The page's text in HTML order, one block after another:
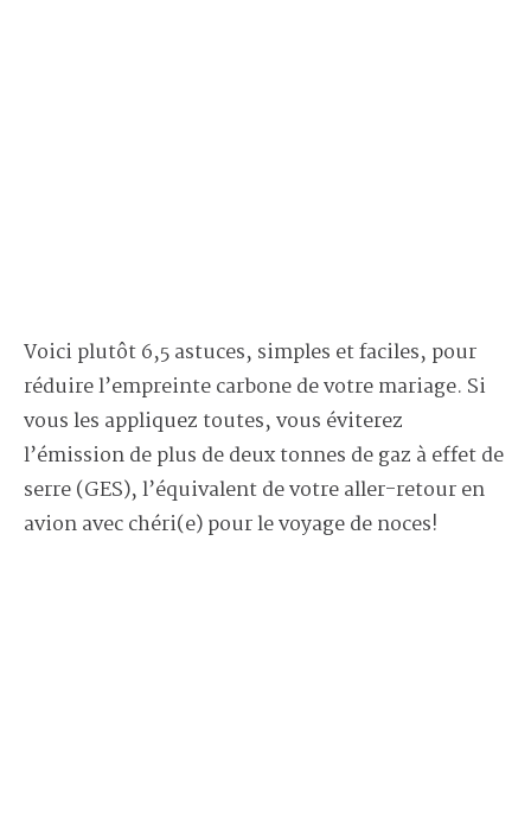
Voici plutôt 6,5 astuces, simples et faciles, pour
réduire l’empreinte carbone de votre mariage. Si
vous les appliquez toutes, vous éviterez
l’émission de plus de deux tonnes de gaz à effet de
serre (GES), l’équivalent de votre aller-retour en
avion avec chéri(e) pour le voyage de noces!